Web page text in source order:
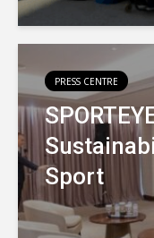
PRESS CENTRE
Sport